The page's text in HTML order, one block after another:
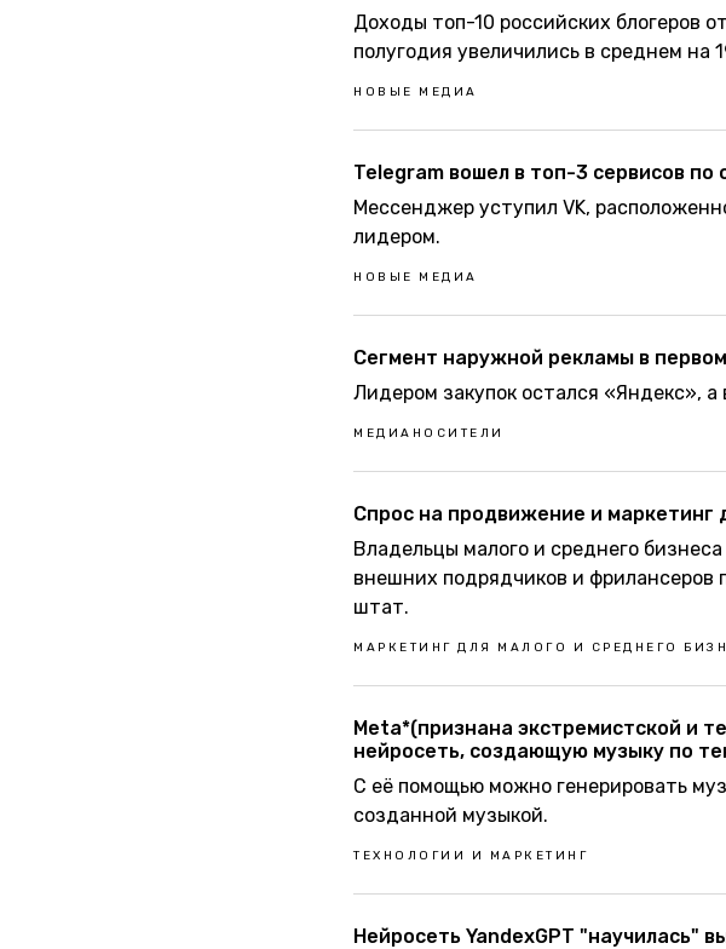
Доходы топ-10 российских блогеров
полугодия увеличились в среднем на
НОВЫЕ МЕДИА
Telegram вошел в топ-3 сервисов по
Мессенджер уступил VK,
лидером.
НОВЫЕ МЕДИА
Сегмент наружной рекламы в
Лидером закупок остался «Яндекс»,
МЕДИАНОСИТЕЛИ
Спрос на продвижение и маркетинг
Владельцы малого и среднего
внешних подрядчиков и фрилансеров
штат.
МАРКЕТИНГ ДЛЯ МАЛОГО И СРЕДНЕГО
Meta*(признана экстремистской и
нейросеть, создающую музыку по
С её помощью можно генерировать
созданной музыкой.
ТЕХНОЛОГИИ И МАРКЕТИНГ
Нейросеть YandexGPT "научилась"